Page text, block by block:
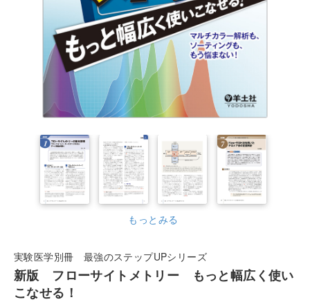
もっとみる
実験医学別冊 最強のステップUPシリーズ
新版 フローサイトメトリー もっと幅広く使い
こなせる！